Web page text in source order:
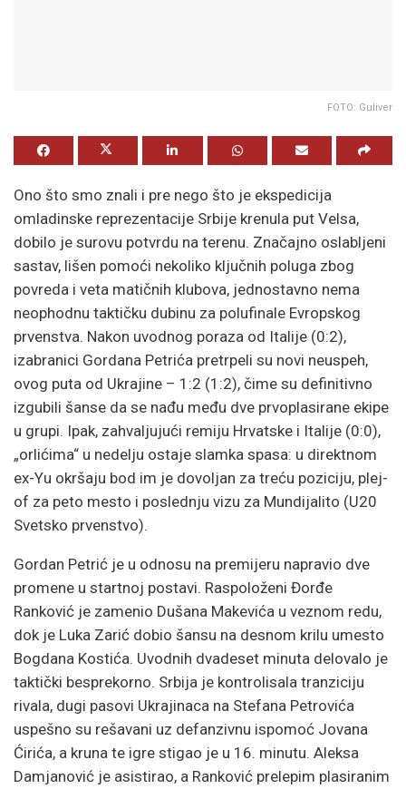
FOTO: Guliver
Ono što smo znali i pre nego što je ekspedicija
omladinske reprezentacije Srbije krenula put Velsa,
dobilo je surovu potvrdu na terenu. Značajno oslabljeni
sastav, lišen pomoći nekoliko ključnih poluga zbog
povreda i veta matičnih klubova, jednostavno nema
neophodnu taktičku dubinu za polufinale Evropskog
prvenstva. Nakon uvodnog poraza od Italije (0:2),
izabranici Gordana Petrića pretrpeli su novi neuspeh,
ovog puta od Ukrajine – 1:2 (1:2), čime su definitivno
izgubili šanse da se nađu među dve prvoplasirane ekipe
u grupi. Ipak, zahvaljujući remiju Hrvatske i Italije (0:0),
„orlićima“ u nedelju ostaje slamka spasa: u direktnom
ex-Yu okršaju bod im je dovoljan za treću poziciju, plej-
of za peto mesto i poslednju vizu za Mundijalito (U20
Svetsko prvenstvo).
Gordan Petrić je u odnosu na premijeru napravio dve
promene u startnoj postavi. Raspoloženi Đorđe
Ranković je zamenio Dušana Makevića u veznom redu,
dok je Luka Zarić dobio šansu na desnom krilu umesto
Bogdana Kostića. Uvodnih dvadeset minuta delovalo je
taktički besprekorno. Srbija je kontrolisala tranziciju
rivala, dugi pasovi Ukrajinaca na Stefana Petrovića
uspešno su rešavani uz defanzivnu ispomoć Jovana
Ćirića, a kruna te igre stigao je u 16. minutu. Aleksa
Damjanović je asistirao, a Ranković prelepim plasiranim